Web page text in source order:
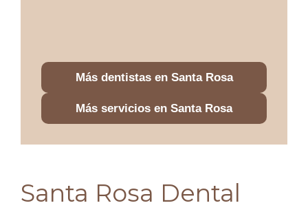
Más dentistas en Santa Rosa
Más servicios en Santa Rosa
Santa Rosa Dental